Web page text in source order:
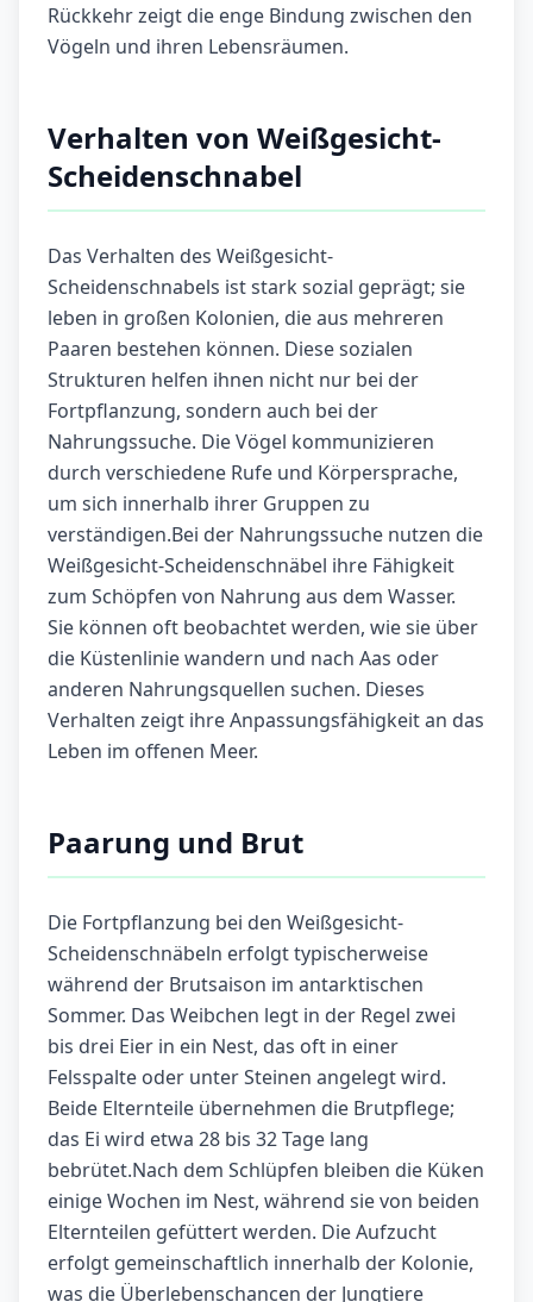
Rückkehr zeigt die enge Bindung zwischen den
Vögeln und ihren Lebensräumen.
Verhalten von Weißgesicht-
Scheidenschnabel
Das Verhalten des Weißgesicht-
Scheidenschnabels ist stark sozial geprägt; sie
leben in großen Kolonien, die aus mehreren
Paaren bestehen können. Diese sozialen
Strukturen helfen ihnen nicht nur bei der
Fortpflanzung, sondern auch bei der
Nahrungssuche. Die Vögel kommunizieren
durch verschiedene Rufe und Körpersprache,
um sich innerhalb ihrer Gruppen zu
verständigen.Bei der Nahrungssuche nutzen die
Weißgesicht-Scheidenschnäbel ihre Fähigkeit
zum Schöpfen von Nahrung aus dem Wasser.
Sie können oft beobachtet werden, wie sie über
die Küstenlinie wandern und nach Aas oder
anderen Nahrungsquellen suchen. Dieses
Verhalten zeigt ihre Anpassungsfähigkeit an das
Leben im offenen Meer.
Paarung und Brut
Die Fortpflanzung bei den Weißgesicht-
Scheidenschnäbeln erfolgt typischerweise
während der Brutsaison im antarktischen
Sommer. Das Weibchen legt in der Regel zwei
bis drei Eier in ein Nest, das oft in einer
Felsspalte oder unter Steinen angelegt wird.
Beide Elternteile übernehmen die Brutpflege;
das Ei wird etwa 28 bis 32 Tage lang
bebrütet.Nach dem Schlüpfen bleiben die Küken
einige Wochen im Nest, während sie von beiden
Elternteilen gefüttert werden. Die Aufzucht
erfolgt gemeinschaftlich innerhalb der Kolonie,
was die Überlebenschancen der Jungtiere